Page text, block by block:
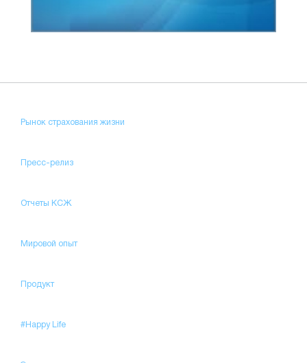
Рынок страхования жизни
Пресс-релиз
Отчеты КСЖ
Мировой опыт
Продукт
#Happy Life